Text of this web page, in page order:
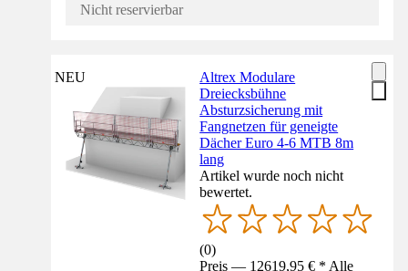
Nicht reservierbar
NEU
Altrex Modulare
Dreiecksbühne
Absturzsicherung mit
Fangnetzen für geneigte
Dächer Euro 4-6 MTB 8m
lang
Artikel wurde noch nicht
bewertet.
(0)
Preis — 12619,95 € * Alle